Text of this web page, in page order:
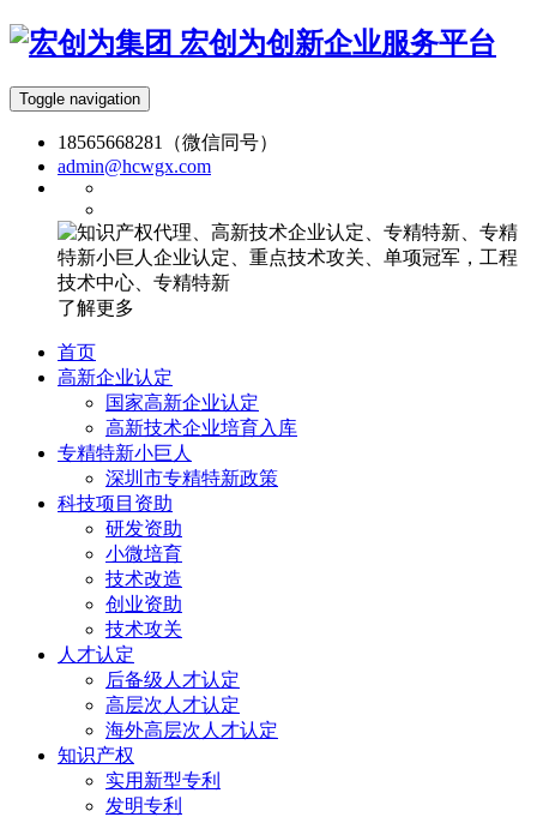
宏创为创新企业服务平台
Toggle navigation
18565668281（微信同号）
admin@hcwgx.com
了解更多
首页
高新企业认定
国家高新企业认定
高新技术企业培育入库
专精特新小巨人
深圳市专精特新政策
科技项目资助
研发资助
小微培育
技术改造
创业资助
技术攻关
人才认定
后备级人才认定
高层次人才认定
海外高层次人才认定
知识产权
实用新型专利
发明专利